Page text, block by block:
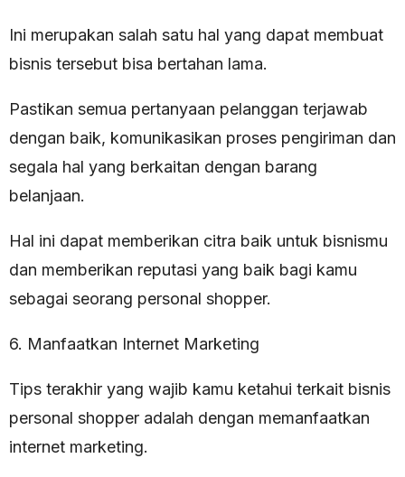
Ini merupakan salah satu hal yang dapat membuat
bisnis tersebut bisa bertahan lama.
Pastikan semua pertanyaan pelanggan terjawab
dengan baik, komunikasikan proses pengiriman dan
segala hal yang berkaitan dengan barang
belanjaan.
Hal ini dapat memberikan citra baik untuk bisnismu
dan memberikan reputasi yang baik bagi kamu
sebagai seorang personal shopper.
6. Manfaatkan Internet Marketing
Tips terakhir yang wajib kamu ketahui terkait bisnis
personal shopper adalah dengan memanfaatkan
internet marketing.